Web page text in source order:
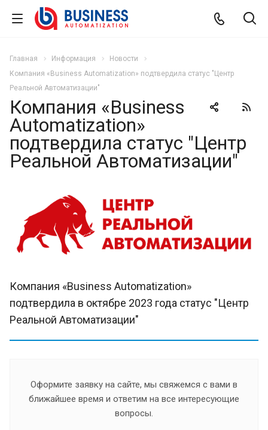
Главная Информация
Новости
Компания «Business Automatization» подтвердила статус "Центр
Реальной Автоматизации"
Компания «Business
Automatization»
подтвердила статус "Центр
Реальной Автоматизации"
Компания «Business Automatization»
подтвердила в октябре 2023 года статус "Центр
Реальной Автоматизации"
Оформите заявку на сайте, мы свяжемся с вами в
ближайшее время и ответим на все интересующие
вопросы.